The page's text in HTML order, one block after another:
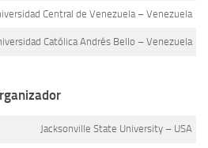
Central de Venezuela – Venezuela
Católica Andrés Bello – Venezuela
Jacksonville State University – USA